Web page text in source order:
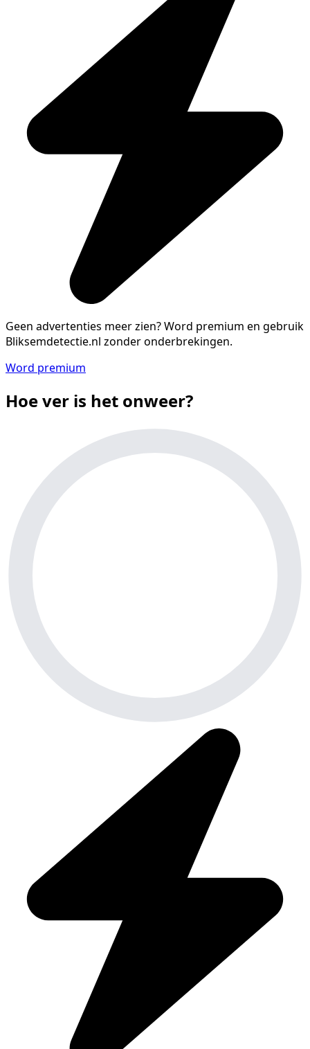
Geen advertenties meer zien?Word premium en gebruik
Bliksemdetectie.nl zonder onderbrekingen.
Word premium
Hoe ver is het onweer?